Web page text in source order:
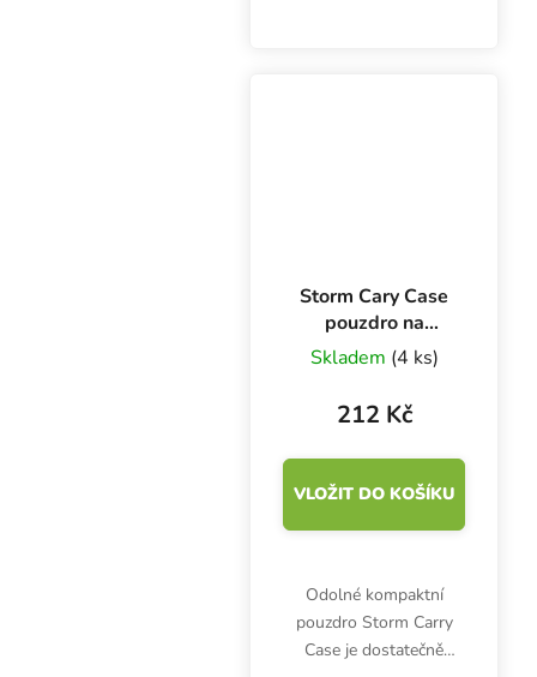
Storm Cary Case
pouzdro na
vaporizační pera
Skladem (4 ks)
212 Kč
VLOŽIT DO KOŠÍKU
Odolné kompaktní
pouzdro Storm Carry
Case je dostatečně